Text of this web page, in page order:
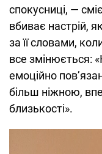
спокусниці, —
вбиває настрій,
за її словами,
все змінюється:
емоційно
більш ніжною,
близькості».